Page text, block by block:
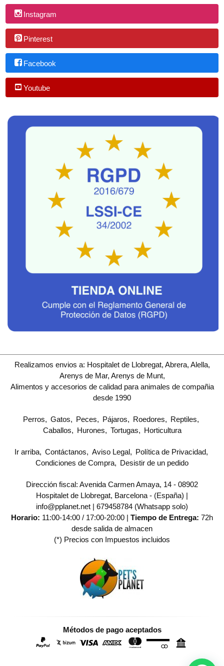
Instagram
Pinterest
Facebook
Youtube
Realizamos envios a: Hospitalet de Llobregat, Abrera, Alella,
Arenys de Mar, Arenys de Munt,
Alimentos y accesorios de calidad para animales de compañia
desde 1990
Perros Gatos Peces Pájaros Roedores
Reptiles
Caballos
Hurones Tortugas Horticultura
Ir arriba Contáctanos Aviso Legal
Política de Privacidad
Condiciones de Compra
Desistir de un pedido
Dirección fiscal: Avenida Carmen Amaya, 14 - 08902
Hospitalet de Llobregat, Barcelona - (España) |
info@pplanet.net | 679458784 (Whatsapp solo)
Horario: 11:00-14:00 / 17:00-20:00 | Tiempo de Entrega: 72h
desde salida de almacen
(*) Precios con Impuestos incluidos
Métodos de pago aceptados